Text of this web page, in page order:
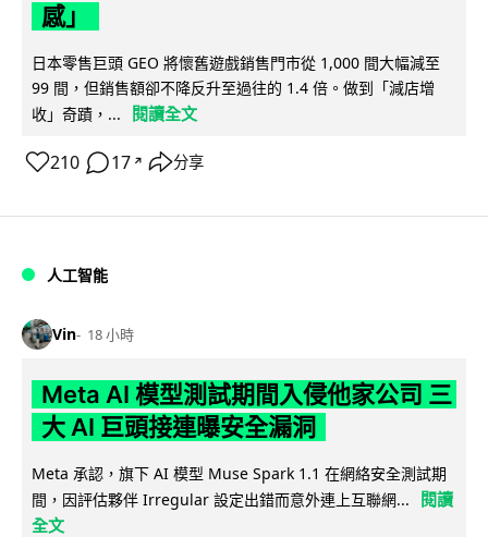
感」
日本零售巨頭 GEO 將懷舊遊戲銷售門市從 1,000 間大幅減至
99 間，但銷售額卻不降反升至過往的 1.4 倍。做到「減店增
收」奇蹟，...
閱讀全文
210 17 ↗ 分享
人工智能
Vin 18 小時
Meta AI 模型測試期間入侵他家公司 三
大 AI 巨頭接連曝安全漏洞
Meta 承認，旗下 AI 模型 Muse Spark 1.1 在網絡安全測試期
間，因評估夥伴 Irregular 設定出錯而意外連上互聯網...
閱讀
全文